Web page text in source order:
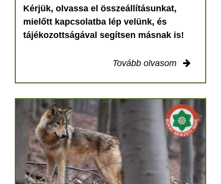
Kérjük, olvassa el összeállításunkat,
mielőtt kapcsolatba lép velünk, és
tájékozottságával segítsen másnak is!
Tovább olvasom